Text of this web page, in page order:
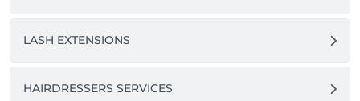
LASH EXTENSIONS
HAIRDRESSERS SERVICES